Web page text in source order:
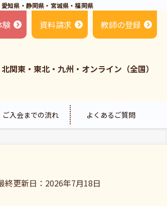
知県・静岡県・宮城県・福岡県
ご入会までの流れ よくあるご質問
関東・東北・九州・オンライン（全国）
験 資料請求 教師の登録
終更新日：2026年7月18日